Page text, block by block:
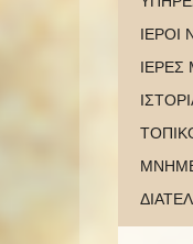
ΙΕΡΟΙ